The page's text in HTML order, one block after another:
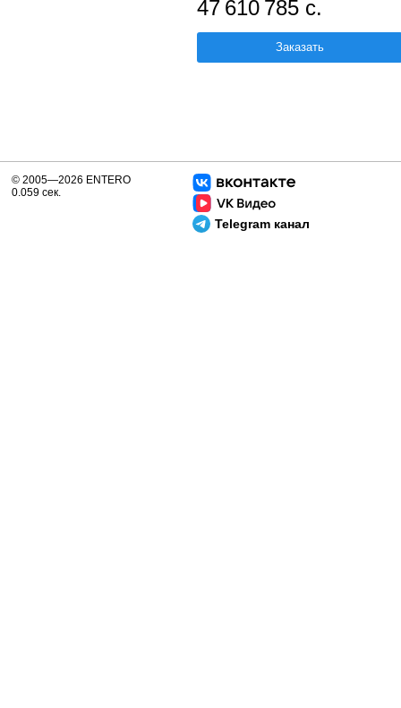
47 610 785 с.
Заказать
Telegram канал
© 2005—2026 ENTERO
0.059 сек.